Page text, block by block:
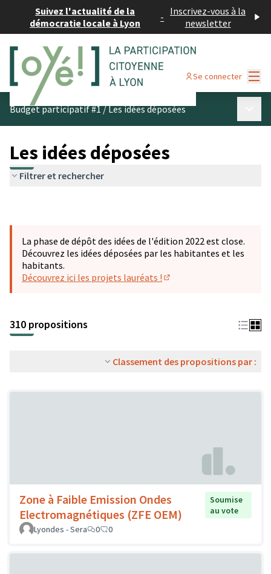
Suivez l'actualité de la
démocratie locale à Lyon
- Inscrivez-vous à la
newsletter
Se connecter
Budget participatif #1/Les idées déposées
Les idées déposées
Filtrer et rechercher
La phase de dépôt des idées de l'édition 2022 est close.
Découvrez les idées déposées par les habitantes et les
habitants.
Découvrez ici les projets lauréats !
310 propositions
Classement des propositions par :
Zone à Faible Emission Ondes
Electromagnétiques (ZFE OEM)
Soumise
au vote
Lyondes - Sera
0 0